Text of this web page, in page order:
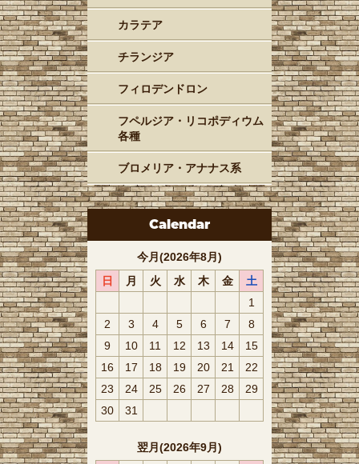
カラテア
チランジア
フィロデンドロン
フペルジア・リコポディウム
各種
ブロメリア・アナナス系
Calendar
今月(2026年8月)
日
月 火 水 木 金
土
1
2
3 4 5 6 7
8
9
10 11 12 13 14
15
16
17 18 19 20 21
22
23
24 25 26 27 28
29
30
31
翌月(2026年9月)